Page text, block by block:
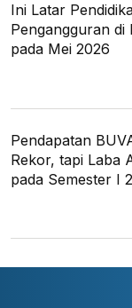
Ini Latar
Pengangguran di
pada Mei 2026
Pendapatan
Rekor, tapi Laba
pada Semester I